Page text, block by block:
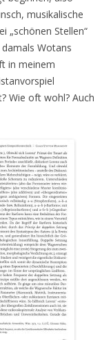
musikalische
„schönen Stellen“
Wotans
in meinem
Wie oft wohl? Auch